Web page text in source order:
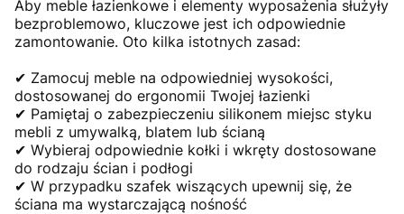
Aby meble łazienkowe i elementy wyposażenia służyły
bezproblemowo, kluczowe jest ich odpowiednie
zamontowanie. Oto kilka istotnych zasad:
✔ Zamocuj meble na odpowiedniej wysokości,
dostosowanej do ergonomii Twojej łazienki
✔ Pamiętaj o zabezpieczeniu silikonem miejsc styku
mebli z umywalką, blatem lub ścianą
✔ Wybieraj odpowiednie kołki i wkręty dostosowane
do rodzaju ścian i podłogi
✔ W przypadku szafek wiszących upewnij się, że
ściana ma wystarczającą nośność